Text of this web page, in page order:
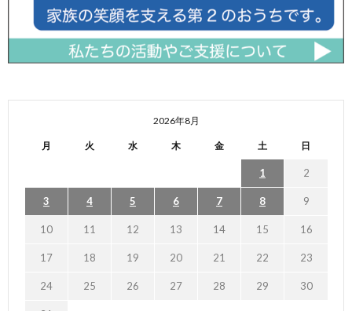
2026年8月
月 火 水 木 金 土 日
1 2
3 4 5 6 7 8 9
10 11 12 13 14 15 16
17 18 19 20 21 22 23
24 25 26 27 28 29 30